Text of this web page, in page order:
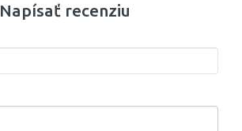
Napísať recenziu